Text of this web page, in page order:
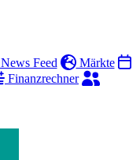
News Feed
Märkte
Finanzrechner